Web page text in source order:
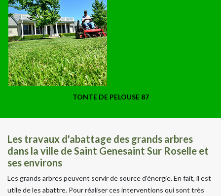
TONTE DE PELOUSE 87
Les travaux d'abattage des grands arbres
dans la ville de Saint Genesaint Sur Roselle et
ses environs
Les grands arbres peuvent servir de source d'énergie. En fait, il est
utile de les abattre. Pour réaliser ces interventions qui sont très